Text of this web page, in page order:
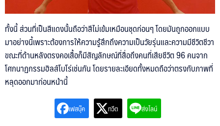
ค้นหา
สำหรับ:
ทั้งนี้ ส่วนที่เป็นสีแดงนั้นถือว่าสีไม่เข้มเหมือนชุดก่อนๆ โดยมันถูกออกแบบ
มาอย่างนี้เพราะต้องการให้ความรู้สึกถึงความเป็นวัยรุ่นและความมีชีวิตชีวา
ขณะที่ด้านหลังตรงคอเสื้อก็มีสัญลักษณ์ที่สื่อถึงคนที่เสียชีวิต 96 คนจาก
โศกนาฏกรรมฮิลส์โบโร่เช่นกัน โดยรายละเอียดทั้งหมดถือว่าตรงกับภาพที่
หลุดออกมาก่อนหน้านี้
เฟสบุ๊ค ทวีต ส่งไลน์